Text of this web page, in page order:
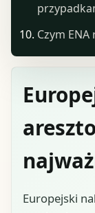
Europejski
Czym